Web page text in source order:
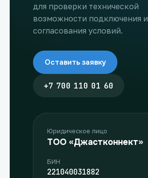
для проверки технической
возможности подключения и
согласования условий.
Оставить заявку
+7 700 110 01 60
Юридическое лицо
ТОО «Джастконнект»
БИН
221040031882